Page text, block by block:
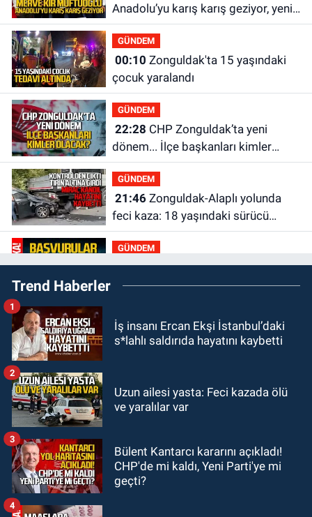
Anadolu’yu karış karış geziyor, yeni
yapılanmaları şekillendiriyor
GÜNDEM
00:10
çocuk yaralandı
GÜNDEM
22:28
dönem... İlçe başkanları kimler
olacak?
GÜNDEM
21:46Zonguldak-Alaplı yolunda
feci kaza: 18 yaşındaki sürücü
hayatını kaybetti
GÜNDEM
21:29Başvurular başladı: 3 bin
250 kişi alınacak
19:56
19:46Cumhurbaşkanı Erdoğan’ın
GÜNDEM
18:48Yeni başkan belli oldu:
Kongrede dostluk mesajları
Trend Haberler
İş insanı Ercan Ekşi İstanbul’daki
s*lahlı saldırıda hayatını kaybetti
1
Uzun ailesi yasta: Feci kazada ölü
ve yaralılar var
2
Bülent Kantarcı kararını açıkladı!
CHP'de mi kaldı, Yeni Parti'ye mi
geçti?
3
4